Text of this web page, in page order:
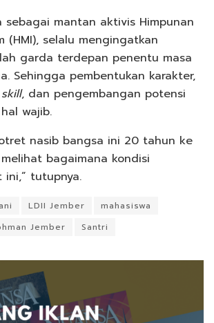
sebagai mantan aktivis Himpunan
(HMI), selalu mengingatkan
garda terdepan penentu masa
Sehingga pembentukan karakter,
, dan pengembangan potensi
wajib.
nasib bangsa ini 20 tahun ke
bagaimana kondisi
ini,” tutupnya.
LDII Jember
mahasiswa
Jember
Santri